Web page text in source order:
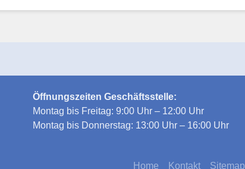
Öffnungszeiten Geschäftsstelle:
Montag bis Freitag: 9:00 Uhr – 12:00 Uhr
Montag bis Donnerstag: 13:00 Uhr – 16:00 Uhr
Home Kontakt Sitemap